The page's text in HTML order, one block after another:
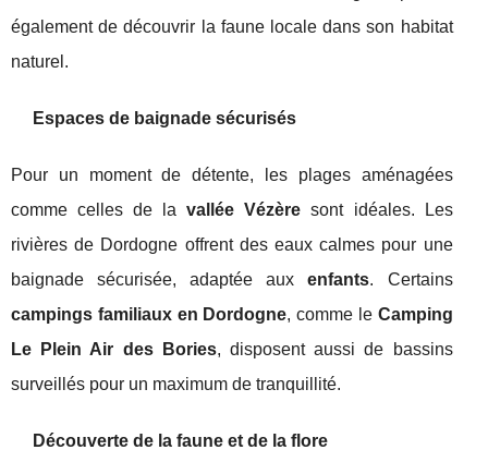
également de découvrir la faune locale dans son habitat
naturel.
Espaces de baignade sécurisés
Pour un moment de détente, les plages aménagées
comme celles de lavallée Vézère sont idéales. Les
rivières de Dordogne offrent des eaux calmes pour une
baignade sécurisée, adaptée auxenfants. Certains
campings familiaux en Dordogne, comme le Camping
Le Plein Air des Bories, disposent aussi de bassins
surveillés pour un maximum de tranquillité.
Découverte de la faune et de la flore